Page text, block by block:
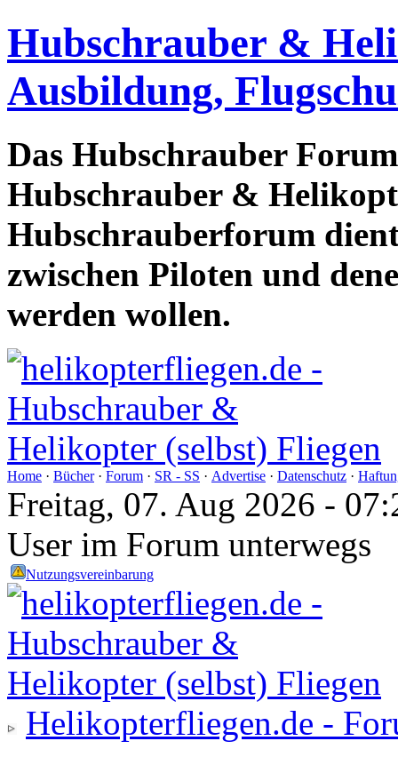
Hubschrauber &
Ausbildung,
Das Hubschrauber
Hubschrauber &
Hubschrauberforum
zwischen Piloten und
werden wollen.
Home · Bücher· Forum · SR - SS · Advertise · Datenschutz ·
Freitag, 07. Aug 2026 -
User im Forum unterwegs
Nutzungsvereinbarung
Helikopterfliegen.de -